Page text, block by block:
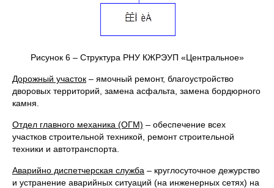
Рисунок 6 – Структура РНУ КЖРЭУП «Центральное»
Дорожный участок – ямочный ремонт, благоустройство
дворовых территорий, замена асфальта, замена бордюрного
камня.
Отдел главного механика (ОГМ) – обеспечение всех
участков строительной техникой, ремонт строительной
техники и автотранспорта.
Аварийно диспетчерская служба – круглосуточное дежурство
и устранение аварийных ситуаций (на инженерных сетях) на